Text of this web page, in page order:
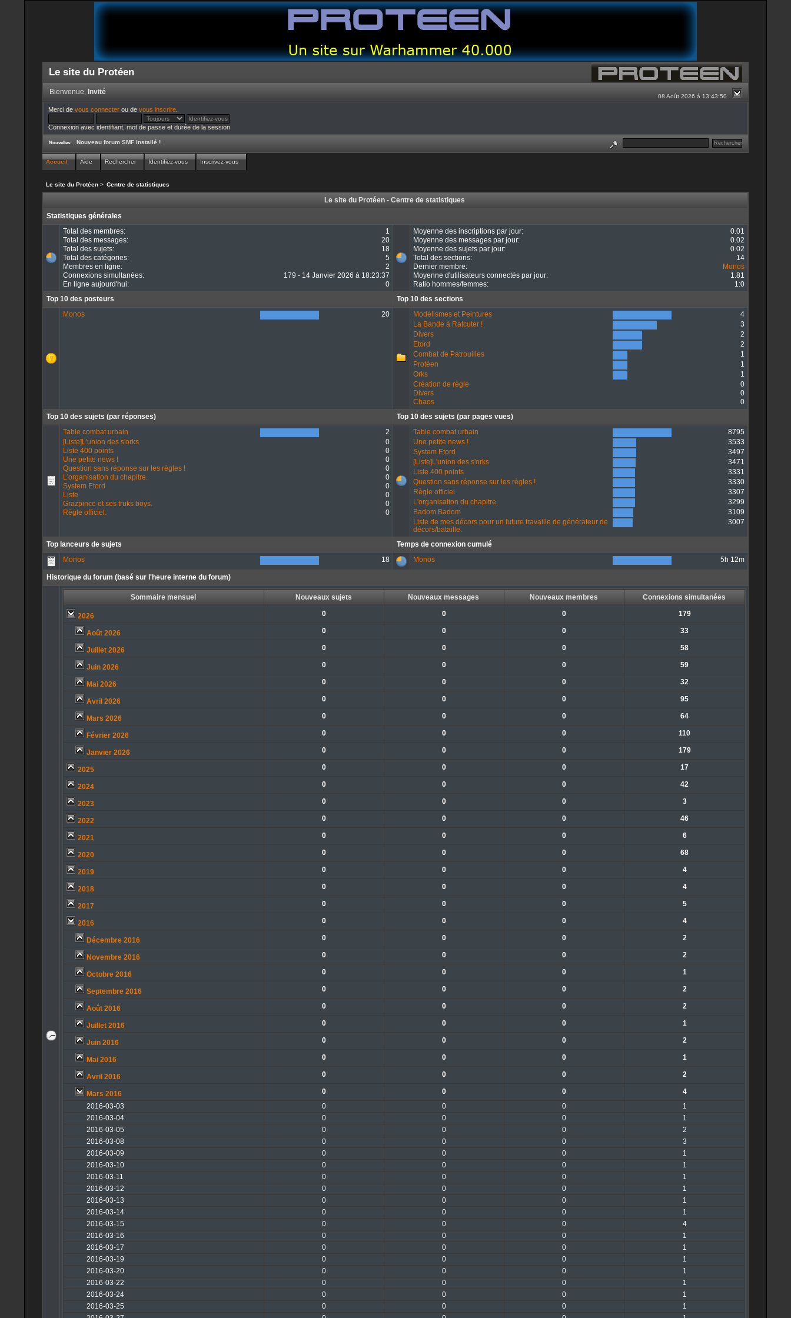
Le site du Protéen
08 Août 2026 à 13:43:50
Bienvenue, Invité
Merci de vous connecterou de vous inscrire.
Connexion avec identifiant, mot de passe et durée de la session
Nouvelles: Nouveau forum SMF installé !
Accueil Aide Rechercher Identifiez-vous Inscrivez-vous
Le site du Protéen > Centre de statistiques
Le site du Protéen - Centre de statistiques
Statistiques générales
Total des membres:
1
Total des messages:
20
Total des sujets:
18
Total des catégories:
5
Membres en ligne:
2
Connexions simultanées:
179 - 14 Janvier 2026 à 18:23:37
En ligne aujourd'hui:
0
Moyenne des inscriptions par jour:
0.01
Moyenne des messages par jour:
0.02
Moyenne des sujets par jour:
0.02
Total des sections:
14
Dernier membre:
Monos
Moyenne d'utilisateurs connectés par jour:
1.81
Ratio hommes/femmes:
1:0
Top 10 des posteurs
Top 10 des sections
Monos
20 Modélismes et Peintures
4
La Bande à Ratcuter !
3
Divers
2
Etord
2
Combat de Patrouilles
1
Protéen
1
Orks
1
Création de règle
0
Divers
0
Chaos
0
Top 10 des sujets (par réponses)
Top 10 des sujets (par pages vues)
Table combat urbain
2
[Liste]L'union des s'orks
0
Liste 400 points
0
Une petite news !
0
Question sans réponse sur les règles !
0
L'organisation du chapitre.
0
System Etord
0
Liste
0
Grazpince et ses truks boys.
0
Règle officiel.
0
Table combat urbain
8795
Une petite news !
3533
System Etord
3497
[Liste]L'union des s'orks
3471
Liste 400 points
3331
Question sans réponse sur les règles !
3330
Règle officiel.
3307
L'organisation du chapitre.
3299
Badom Badom
3109
Liste de mes décors pour un future travaille de générateur de
décors/bataille.
3007
Top lanceurs de sujets
Temps de connexion cumulé
Monos
18 Monos 5h 12m
Historique du forum (basé sur l'heure interne du forum)
Sommaire mensuel Nouveaux sujets Nouveaux messages Nouveaux membres Connexions simultanées
2026 0 0 0 179
Août 2026 0 0 0 33
Juillet 2026 0 0 0 58
Juin 2026 0 0 0 59
Mai 2026 0 0 0 32
Avril 2026 0 0 0 95
Mars 2026 0 0 0 64
Février 2026 0 0 0 110
Janvier 2026 0 0 0 179
2025 0 0 0 17
2024 0 0 0 42
2023 0 0 0 3
2022 0 0 0 46
2021 0 0 0 6
2020 0 0 0 68
2019 0 0 0 4
2018 0 0 0 4
2017 0 0 0 5
2016 0 0 0 4
Décembre 2016 0 0 0 2
Novembre 2016 0 0 0 2
Octobre 2016 0 0 0 1
Septembre 2016 0 0 0 2
Août 2016 0 0 0 2
Juillet 2016 0 0 0 1
Juin 2016 0 0 0 2
Mai 2016 0 0 0 1
Avril 2016 0 0 0 2
Mars 2016 0 0 0
4
2016-03-03
0 0 0
1
2016-03-04
0 0 0
1
2016-03-05
0 0 0
2
2016-03-08
0 0 0
3
2016-03-09
0 0 0
1
2016-03-10
0 0 0
1
2016-03-11
0 0 0
1
2016-03-12
0 0 0
1
2016-03-13
0 0 0
1
2016-03-14
0 0 0
1
2016-03-15
0 0 0
4
2016-03-16
0 0 0
1
2016-03-17
0 0 0
1
2016-03-19
0 0 0
1
2016-03-20
0 0 0
1
2016-03-22
0 0 0
1
2016-03-24
0 0 0
1
2016-03-25
0 0 0
1